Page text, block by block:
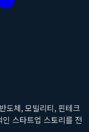
도체, 모빌리티, 핀테크
스타트업 스토리를 전